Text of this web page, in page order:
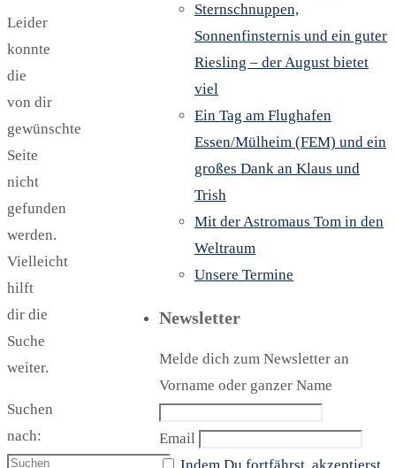
Leider
konnte
die
von dir
gewünschte
Seite
nicht
gefunden
werden.
Vielleicht
hilft
dir die
Suche
weiter.
Suchen
nach:
Sternschnuppen,
Sonnenfinsternis und ein guter
Riesling – der August bietet
viel
Ein Tag am Flughafen
Essen/Mülheim (FEM) und ein
großes Dank an Klaus und
Trish
Mit der Astromaus Tom in den
Weltraum
Unsere Termine
Newsletter
Melde dich zum Newsletter an
Vorname oder ganzer Name
Email